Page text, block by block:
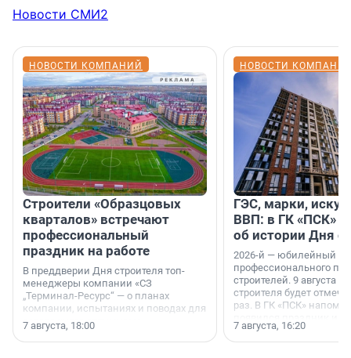
Новости СМИ2
НОВОСТИ КОМПАНИЙ
Строители «Образцовых
кварталов» встречают
профессиональный
праздник на работе
В преддверии Дня строителя топ-
менеджеры компании «СЗ
„Терминал-Ресурс“ — о планах
компании, испытаниях и поводах для
осторожного оптимизма.
7 августа, 18:00
НОВОСТИ
ГЭС, марки,
ВВП: в ГК «ПСК»
об истории Дня
2026-й — юбилейный
профессионального
строителей. 9 августа
строителя будет
раз. В ГК «ПСК»
поменялась роль
7 августа, 16:20